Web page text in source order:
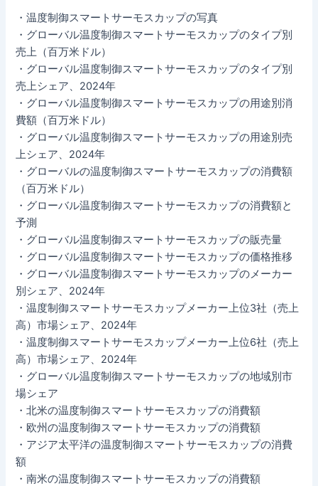
・温度制御スマートサーモスカップの写真
・グローバル温度制御スマートサーモスカップのタイプ別
売上（百万米ドル）
・グローバル温度制御スマートサーモスカップのタイプ別
売上シェア、2024年
・グローバル温度制御スマートサーモスカップの用途別消
費額（百万米ドル）
・グローバル温度制御スマートサーモスカップの用途別売
上シェア、2024年
・グローバルの温度制御スマートサーモスカップの消費額
（百万米ドル）
・グローバル温度制御スマートサーモスカップの消費額と
予測
・グローバル温度制御スマートサーモスカップの販売量
・グローバル温度制御スマートサーモスカップの価格推移
・グローバル温度制御スマートサーモスカップのメーカー
別シェア、2024年
・温度制御スマートサーモスカップメーカー上位3社（売上
高）市場シェア、2024年
・温度制御スマートサーモスカップメーカー上位6社（売上
高）市場シェア、2024年
・グローバル温度制御スマートサーモスカップの地域別市
場シェア
・北米の温度制御スマートサーモスカップの消費額
・欧州の温度制御スマートサーモスカップの消費額
・アジア太平洋の温度制御スマートサーモスカップの消費
額
・南米の温度制御スマートサーモスカップの消費額